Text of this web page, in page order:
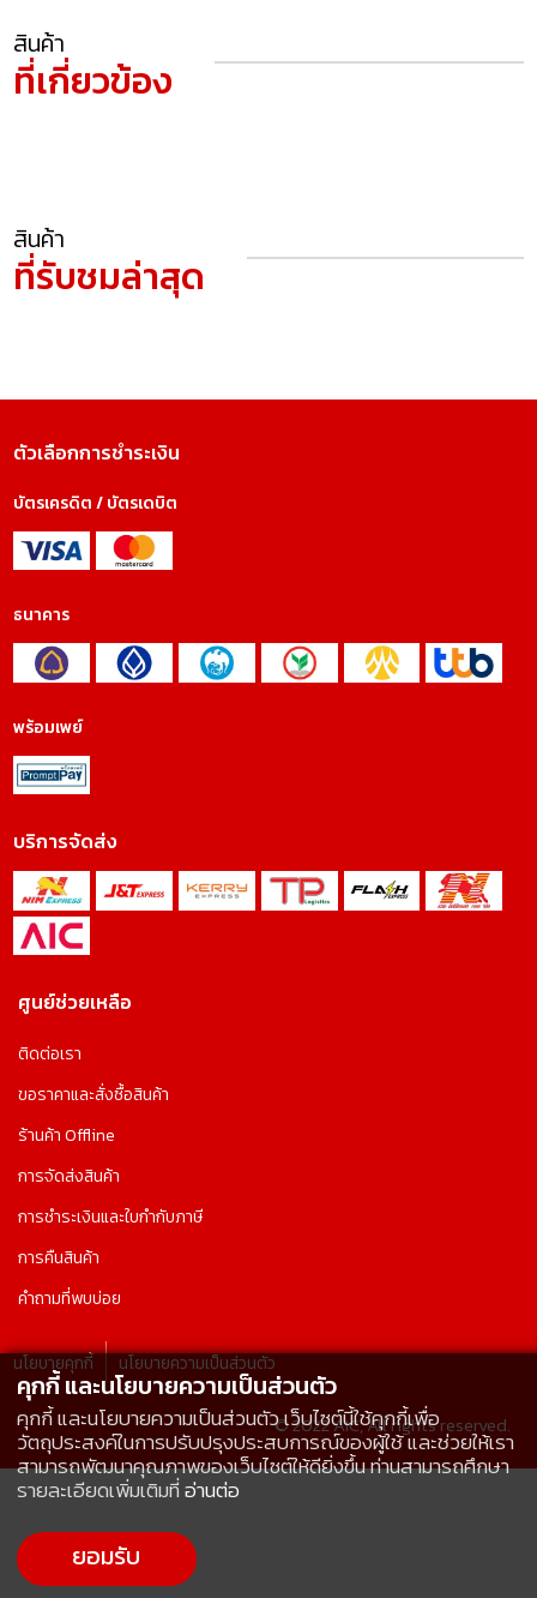
สินค้า
ที่เกี่ยวข้อง
สินค้า
ที่รับชมล่าสุด
ตัวเลือกการชำระเงิน
บัตรเครดิต / บัตรเดบิต
ธนาคาร
พร้อมเพย์
บริการจัดส่ง
ศูนย์ช่วยเหลือ
ติดต่อเรา
ขอราคาและสั่งซื้อสินค้า
ร้านค้า Offline
การจัดส่งสินค้า
การชำระเงินและใบกำกับภาษี
การคืนสินค้า
คำถามที่พบบ่อย
นโยบายคุกกี้ นโยบายความเป็นส่วนตัว
© 2022 AIC, All rights reserved.
คุกกี้ และนโยบายความเป็นส่วนตัว
คุกกี้ และนโยบายความเป็นส่วนตัว เว็บไซต์นี้ใช้คุกกี้เพื่อ
วัตถุประสงค์ในการปรับปรุงประสบการณ์ของผู้ใช้ และช่วยให้เรา
สามารถพัฒนาคุณภาพของเว็บไซต์ให้ดียิ่งขึ้น ท่านสามารถศึกษา
รายละเอียดเพิ่มเติมที่อ่านต่อ
ยอมรับ